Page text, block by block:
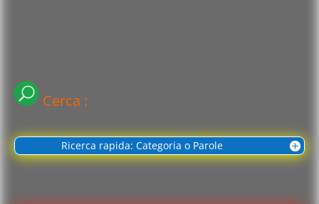
Cerca :
Ricerca rapida: Categoria o Parole